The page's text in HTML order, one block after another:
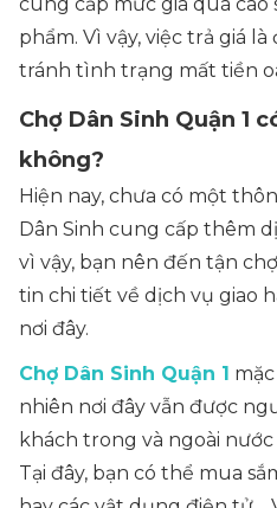
phẩm. Vì vậy, việc trả giá
tránh tình trạng mất tiền
Chợ Dân Sinh Quận 1
không?
Hiện nay, chưa có một
Dân Sinh cung cấp thêm
vì vậy, bạn nên đến tận
tin chi tiết về dịch vụ giao
nơi đây.
Chợ Dân Sinh Quận 1
nhiên nơi đây vẫn được
khách trong và ngoài
Tại đây, bạn có thể mua